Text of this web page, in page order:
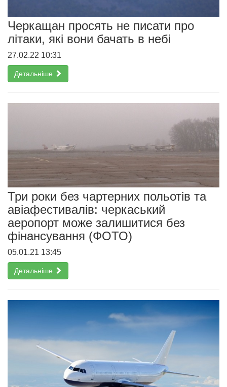
Черкащан просять не писати про
літаки, які вони бачать в небі
27.02.22 10:31
Детальніше
Три роки без чартерних польотів та
авіафестивалів: черкаський
аеропорт може залишитися без
фінансування (ФОТО)
05.01.21 13:45
Детальніше